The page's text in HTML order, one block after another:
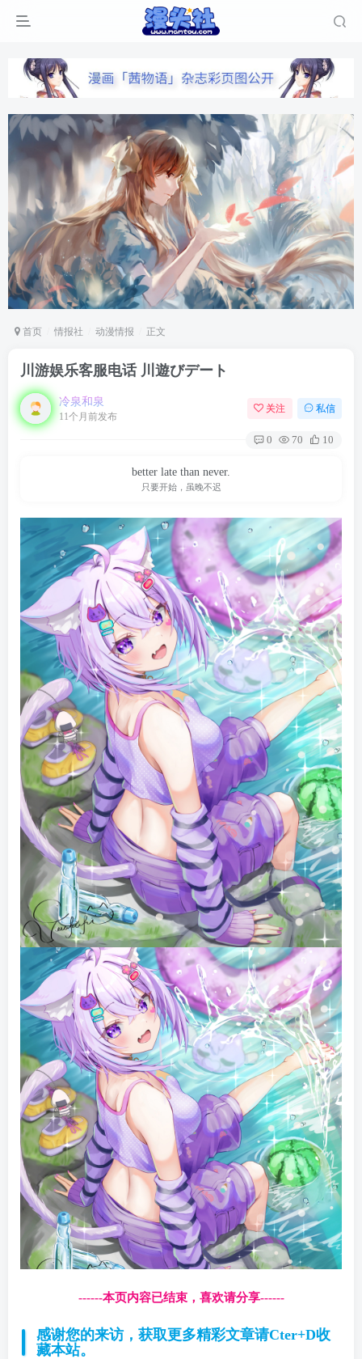
首页 情报社 动漫情报 正文
川游娱乐客服电话 川遊びデート
冷泉和泉
11个月前发布
关注 私信
0 70 10
better late than never.
只要开始，虽晚不迟
------本页内容已结束，喜欢请分享------
感谢您的来访，获取更多精彩文章请Cter+D收
藏本站。